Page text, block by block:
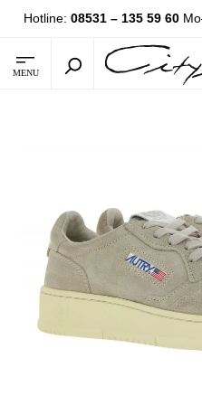
Hotline: 08531 – 135 59 60
MENU